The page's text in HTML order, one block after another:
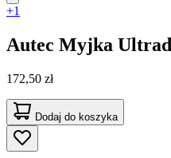
+1
Autec Myjka
172,50 zł
Dodaj do koszyka